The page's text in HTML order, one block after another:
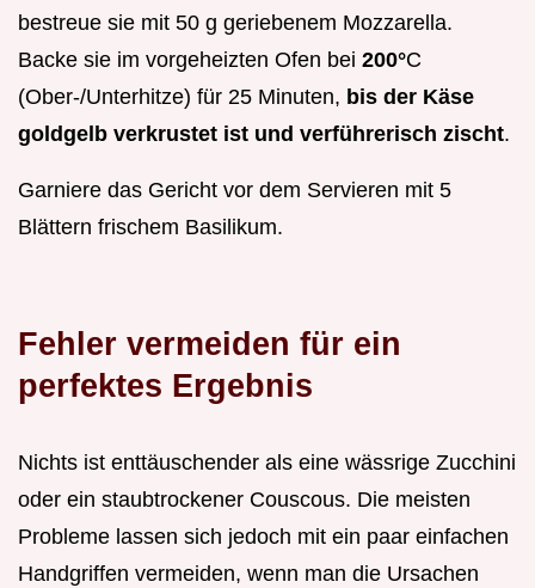
bestreue sie mit 50 g geriebenem Mozzarella.
Backe sie im vorgeheizten Ofen bei 200°C
(Ober-/Unterhitze) für 25 Minuten, bis der Käse
goldgelb verkrustet ist und verführerisch zischt.
Garniere das Gericht vor dem Servieren mit 5
Blättern frischem Basilikum.
Fehler vermeiden für ein
perfektes Ergebnis
Nichts ist enttäuschender als eine wässrige Zucchini
oder ein staubtrockener Couscous. Die meisten
Probleme lassen sich jedoch mit ein paar einfachen
Handgriffen vermeiden, wenn man die Ursachen